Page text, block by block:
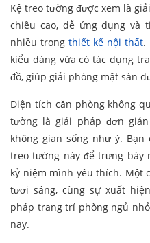
Kệ treo tường được xem là
chiều cao, dễ ứng dụng và
nhiều trong thiết kế nội thất.
kiểu dáng vừa có tác dụng
đồ, giúp giải phòng mặt sàn
Diện tích căn phòng không
tường là giải pháp đơn
không gian sống như ý.
treo tường này để trưng bày
kỷ niệm mình yêu thích. Một
tươi sáng, cùng sự xuất
pháp trang trí phòng ngủ
nay.